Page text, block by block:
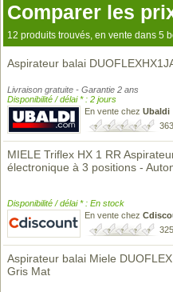
Comparer les
12 produits trouvés, en vente dans 5
Aspirateur balai
Livraison gratuite - Garantie 2 ans
Disponibilité / délai * : 2 jours
En vente chez Ubaldi
MIELE Triflex HX 1 RR
électronique à 3 positions -
Disponibilité / délai * : En stock
En vente chez
Aspirateur balai Miele
Gris Mat